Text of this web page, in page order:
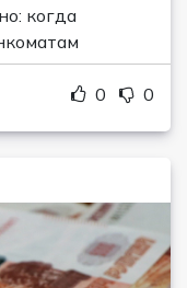
когда
0 0